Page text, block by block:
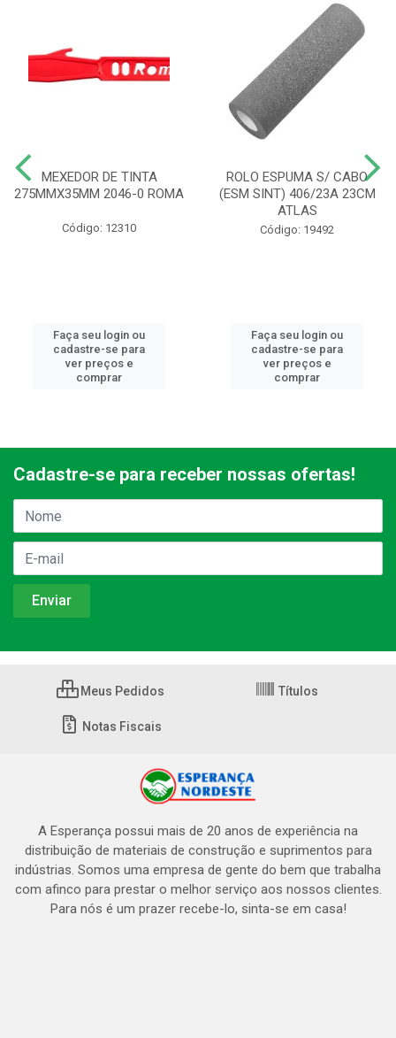
MEXEDOR DE TINTA
275MMX35MM 2046-0 ROMA
Código: 12310
Faça seu login ou
cadastre-se para
ver preços e
comprar
ROLO ESPUMA S/ CABO
(ESM SINT) 406/23A 23CM
ATLAS
Código: 19492
Faça seu login ou
cadastre-se para
ver preços e
comprar
Cadastre-se para receber nossas ofertas!
Meus Pedidos Títulos
Notas Fiscais
A Esperança possui mais de 20 anos de experiência na
distribuição de materiais de construção e suprimentos para
indústrias. Somos uma empresa de gente do bem que trabalha
com afinco para prestar o melhor serviço aos nossos clientes.
Para nós é um prazer recebe-lo, sinta-se em casa!